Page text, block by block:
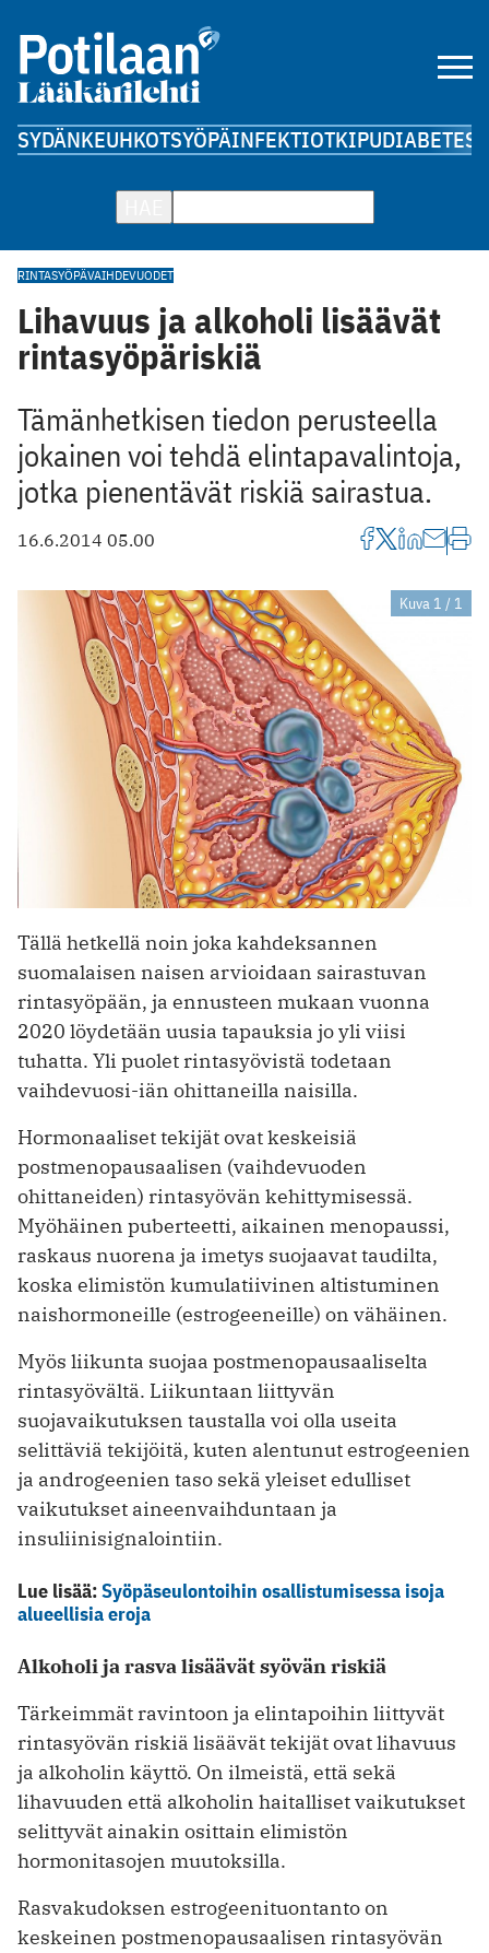
SYDÄNKEUHKOTSYÖPÄINFEKTIOTKIPUDIABETES
RINTASYÖPÄVAIHDEVUODET
Lihavuus ja alkoholi lisäävät
rintasyöpäriskiä
Tämänhetkisen tiedon perusteella
jokainen voi tehdä elintapavalintoja,
jotka pienentävät riskiä sairastua.
16.6.2014 05.00
Kuva 1 / 1
Tällä hetkellä noin joka kahdeksannen
suomalaisen naisen arvioidaan sairastuvan
rintasyöpään, ja ennusteen mukaan vuonna
2020 löydetään uusia tapauksia jo yli viisi
tuhatta. Yli puolet rintasyövistä todetaan
vaihdevuosi-iän ohittaneilla naisilla.
Hormonaaliset tekijät ovat keskeisiä
postmenopausaalisen (vaihdevuoden
ohittaneiden) rintasyövän kehittymisessä.
Myöhäinen puberteetti, aikainen menopaussi,
raskaus nuorena ja imetys suojaavat taudilta,
koska elimistön kumulatiivinen altistuminen
naishormoneille (estrogeeneille) on vähäinen.
Myös liikunta suojaa postmenopausaaliselta
rintasyövältä. Liikuntaan liittyvän
suojavaikutuksen taustalla voi olla useita
selittäviä tekijöitä, kuten alentunut estrogeenien
ja androgeenien taso sekä yleiset edulliset
vaikutukset aineenvaihduntaan ja
insuliinisignalointiin.
Lue lisää:Syöpäseulontoihin osallistumisessa isoja
alueellisia eroja
Alkoholi ja rasva lisäävät syövän riskiä
Tärkeimmät ravintoon ja elintapoihin liittyvät
rintasyövän riskiä lisäävät tekijät ovat lihavuus
ja alkoholin käyttö. On ilmeistä, että sekä
lihavuuden että alkoholin haitalliset vaikutukset
selittyvät ainakin osittain elimistön
hormonitasojen muutoksilla.
Rasvakudoksen estrogeenituontanto on
keskeinen postmenopausaalisen rintasyövän